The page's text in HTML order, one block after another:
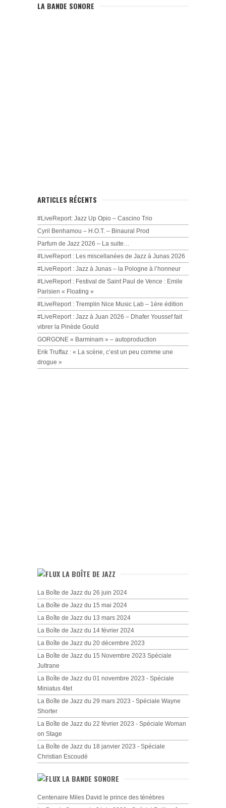
LA BANDE SONORE
ARTICLES RÉCENTS
#LiveReport: Jazz Up Opio – Cascino Trio
Cyril Benhamou – H.O.T. – Binaural Prod
Parfum de Jazz 2026 – La suite…
#LiveReport : Les miscellanées de Jazz à Junas 2026
#LiveReport : Jazz à Junas – la Pologne à l’honneur
#LiveReport : Festival de Saint Paul de Vence : Emile
Parisien « Floating »
#LiveReport : Tremplin Nice Music Lab – 1ère édition
#LiveReport : Jazz à Juan 2026 – Dhafer Youssef fait
vibrer la Pinède Gould
GORGONE « Barminam » – autoproduction
Erik Truffaz : « La scène, c’est un peu comme une
drogue »
LA BOÎTE DE JAZZ
La Boîte de Jazz du 26 juin 2024
La Boîte de Jazz du 15 mai 2024
La Boîte de Jazz du 13 mars 2024
La Boîte de Jazz du 14 février 2024
La Boîte de Jazz du 20 décembre 2023
La Boîte de Jazz du 15 Novembre 2023 Spéciale
Jultrane
La Boîte de Jazz du 01 novembre 2023 - Spéciale
Miniatus 4tet
La Boîte de Jazz du 29 mars 2023 - Spéciale Wayne
Shorter
La Boîte de Jazz du 22 février 2023 - Spéciale Woman
on Stage
La Boîte de Jazz du 18 janvier 2023 - Spéciale
Christian Escoudé
LA BANDE SONORE
Centenaire Miles David le prince des ténèbres